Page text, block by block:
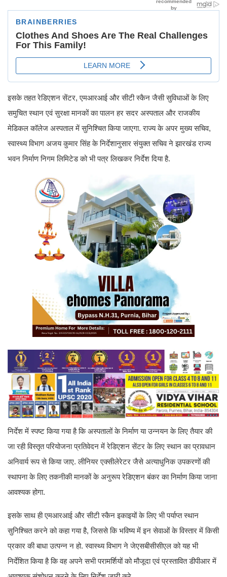
इसके तहत रेडिएशन सेंटर, एमआरआई और सीटी स्कैन जैसी सुविधाओं के लिए
समुचित स्थान एवं सुरक्षा मानकों का पालन हर सदर अस्पताल और राजकीय
मेडिकल कॉलेज अस्पताल में सुनिश्चित किया जाएगा. राज्य के अपर मुख्य सचिव,
स्वास्थ्य विभाग अजय कुमार सिंह के निर्देशानुसार संयुक्त सचिव ने झारखंड राज्य
भवन निर्माण निगम लिमिटेड को भी पत्र लिखकर निर्देश दिया है.
निर्देश में स्पष्ट किया गया है कि अस्पतालों के निर्माण या उन्नयन के लिए तैयार की
जा रही विस्तृत परियोजना प्रतिवेदन में रेडिएशन सेंटर के लिए स्थान का प्रावधान
अनिवार्य रूप से किया जाए. लीनियर एक्सीलेरेटर जैसे अत्याधुनिक उपकरणों की
स्थापना के लिए तकनीकी मानकों के अनुरूप रेडिएशन बंकर का निर्माण किया जाना
आवश्यक होगा.
इसके साथ ही एमआरआई और सीटी स्कैन इकाइयों के लिए भी पर्याप्त स्थान
सुनिश्चित करने को कहा गया है, जिससे कि भविष्य में इन सेवाओं के विस्तार में किसी
प्रकार की बाधा उत्पन्न न हो. स्वास्थ्य विभाग ने जेएसबीसीसीएल को यह भी
निर्देशित किया है कि वह अपने सभी परामर्शियों को मौजूदा एवं प्रस्तावित डीपीआर में